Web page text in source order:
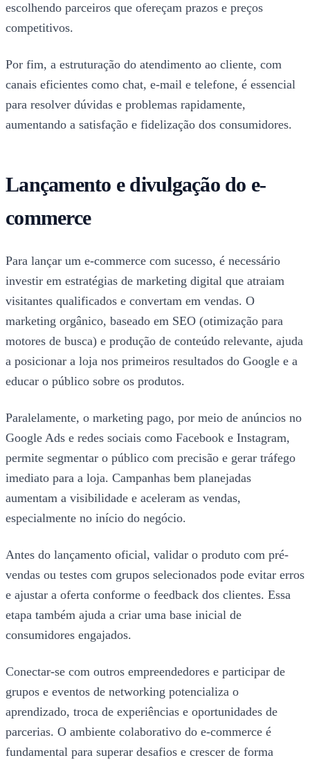
escolhendo parceiros que ofereçam prazos e preços
competitivos.
Por fim, a estruturação do atendimento ao cliente, com
canais eficientes como chat, e-mail e telefone, é essencial
para resolver dúvidas e problemas rapidamente,
aumentando a satisfação e fidelização dos consumidores.
Lançamento e divulgação do e-
commerce
Para lançar um e-commerce com sucesso, é necessário
investir em estratégias de marketing digital que atraiam
visitantes qualificados e convertam em vendas. O
marketing orgânico, baseado em SEO (otimização para
motores de busca) e produção de conteúdo relevante, ajuda
a posicionar a loja nos primeiros resultados do Google e a
educar o público sobre os produtos.
Paralelamente, o marketing pago, por meio de anúncios no
Google Ads e redes sociais como Facebook e Instagram,
permite segmentar o público com precisão e gerar tráfego
imediato para a loja. Campanhas bem planejadas
aumentam a visibilidade e aceleram as vendas,
especialmente no início do negócio.
Antes do lançamento oficial, validar o produto com pré-
vendas ou testes com grupos selecionados pode evitar erros
e ajustar a oferta conforme o feedback dos clientes. Essa
etapa também ajuda a criar uma base inicial de
consumidores engajados.
Conectar-se com outros empreendedores e participar de
grupos e eventos de networking potencializa o
aprendizado, troca de experiências e oportunidades de
parcerias. O ambiente colaborativo do e-commerce é
fundamental para superar desafios e crescer de forma